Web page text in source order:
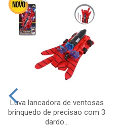
Luva lancadora de ventosas
brinquedo de precisao com 3
dardo...